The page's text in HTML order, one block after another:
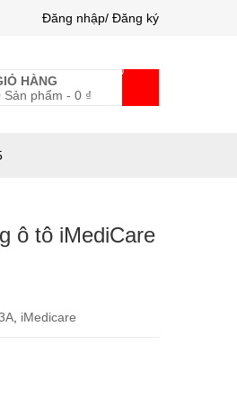
Đăng nhập/ Đăng ký
HÀNG
Sản phẩm - 0 ₫
0
ô tô iMediCare
iMedicare